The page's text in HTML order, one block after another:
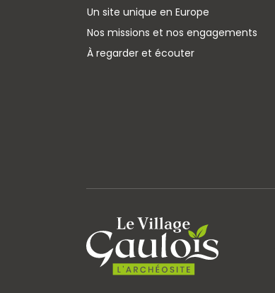
Un site unique en Europe
Nos missions et nos engagements
À regarder et écouter